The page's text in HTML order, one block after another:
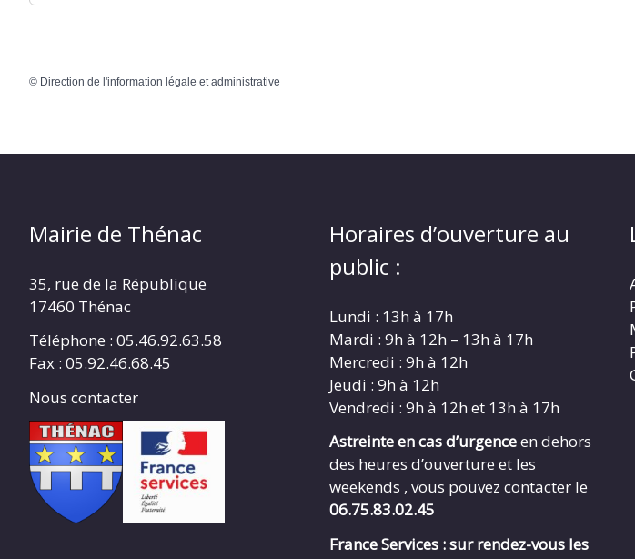
© Direction de l'information légale et administrative
Mairie de Thénac
35, rue de la République
17460 Thénac
Téléphone : 05.46.92.63.58
Fax : 05.92.46.68.45
Nous contacter
Horaires d’ouverture au
public :
Lundi : 13h à 17h
Mardi : 9h à 12h – 13h à 17h
Mercredi : 9h à 12h
Jeudi : 9h à 12h
Vendredi : 9h à 12h et 13h à 17h
Astreinte en cas d’urgenceen dehors
des heures d’ouverture et les
weekends , vous pouvez contacter le
06.75.83.02.45
France Services : sur rendez-vous les